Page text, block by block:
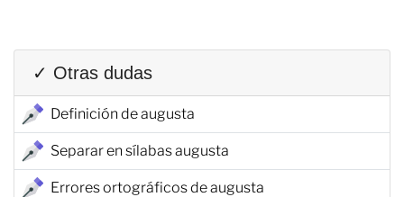
✓ Otras dudas
Definición de augusta
Separar en sílabas augusta
Errores ortográficos de augusta